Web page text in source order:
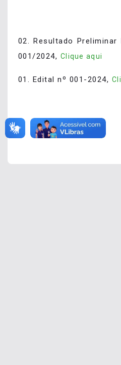
02. Resultado
001/2024, Clique aqui
01. Edital nº 001-2024,